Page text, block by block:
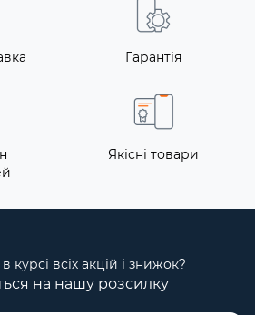
Гарантія
Якісні товари
курсі всіх акцій і знижок?
на нашу розсилку